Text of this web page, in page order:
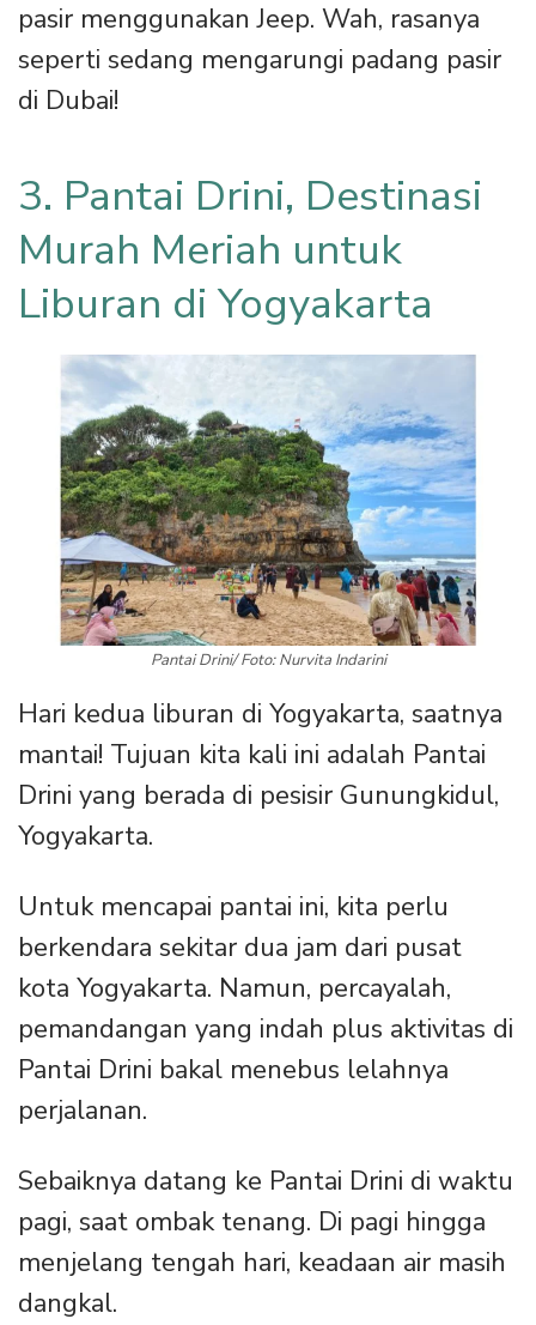
pasir menggunakan Jeep. Wah, rasanya
seperti sedang mengarungi padang pasir
di Dubai!
3. Pantai Drini, Destinasi
Murah Meriah untuk
Liburan di Yogyakarta
Pantai Drini/ Foto: Nurvita Indarini
Hari kedua liburan di Yogyakarta, saatnya
mantai! Tujuan kita kali ini adalah Pantai
Drini yang berada di pesisir Gunungkidul,
Yogyakarta.
Untuk mencapai pantai ini, kita perlu
berkendara sekitar dua jam dari pusat
kota Yogyakarta. Namun, percayalah,
pemandangan yang indah plus aktivitas di
Pantai Drini bakal menebus lelahnya
perjalanan.
Sebaiknya datang ke Pantai Drini di waktu
pagi, saat ombak tenang. Di pagi hingga
menjelang tengah hari, keadaan air masih
dangkal.